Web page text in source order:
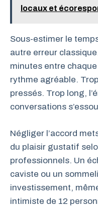
locaux et
Sous-estimer le
autre erreur
minutes entre
rythme agréable.
pressés. Trop long,
conversations
Négliger l’accord
du plaisir gustatif
professionnels. Un
caviste ou un
investissement,
intimiste de 12